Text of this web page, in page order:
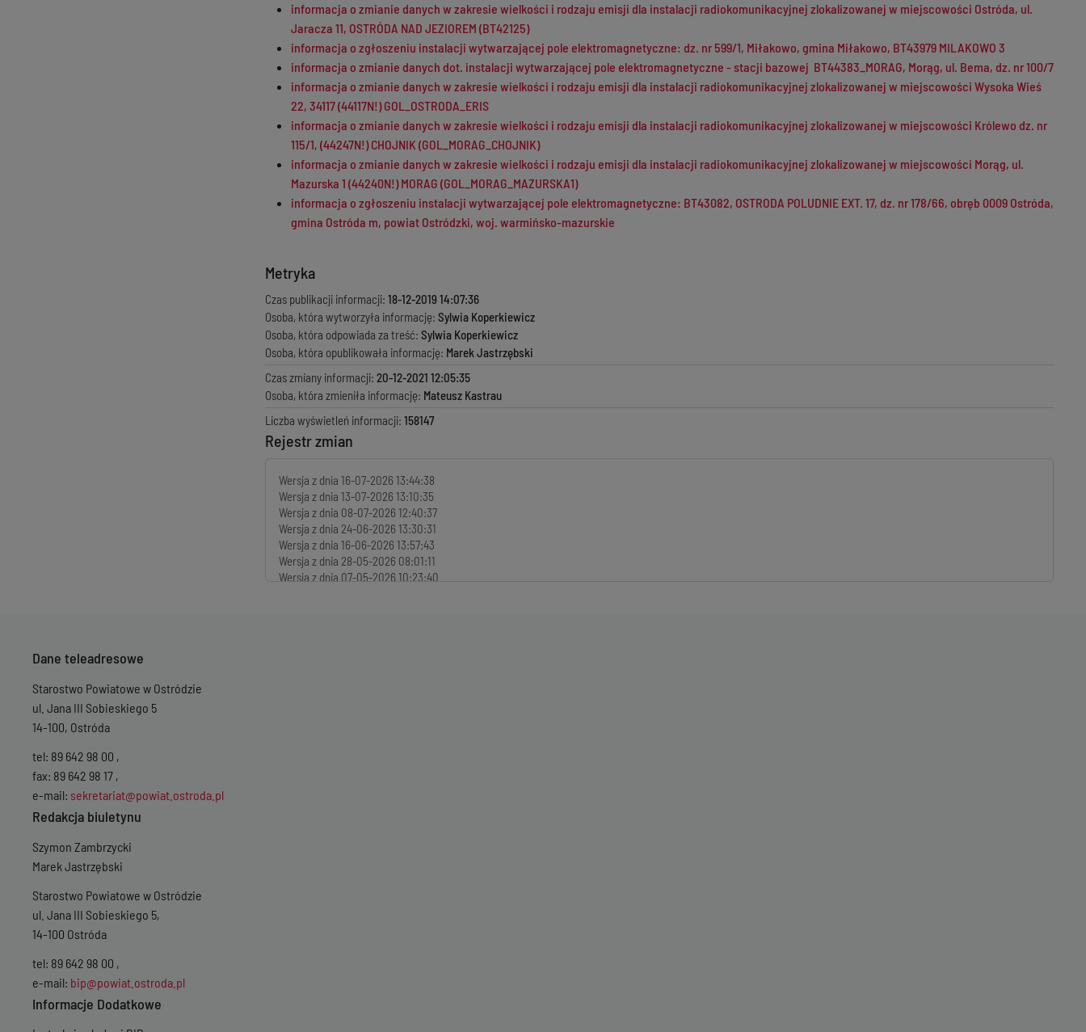
informacja o zmianie danych w zakresie wielkości i rodzaju emisji dla instalacji radiokomunikacyjnej zlokalizowanej w miejscowości Ostróda, ul.
Jaracza 11, OSTRÓDA NAD JEZIOREM (BT42125)
informacja o zgłoszeniu instalacji wytwarzającej pole elektromagnetyczne: dz. nr 599/1, Miłakowo, gmina Miłakowo, BT43979 MILAKOWO 3
informacja o zmianie danych dot. instalacji wytwarzającej pole elektromagnetyczne - stacji bazowej BT44383_MORAG, Morąg, ul. Bema, dz. nr 100/7
informacja o zmianie danych w zakresie wielkości i rodzaju emisji dla instalacji radiokomunikacyjnej zlokalizowanej w miejscowości Wysoka Wieś
22, 34117 (44117N!) GOL_OSTRODA_ERIS
informacja o zmianie danych w zakresie wielkości i rodzaju emisji dla instalacji radiokomunikacyjnej zlokalizowanej w miejscowości Królewo dz. nr
115/1, (44247N!) CHOJNIK (GOL_MORAG_CHOJNIK)
informacja o zmianie danych w zakresie wielkości i rodzaju emisji dla instalacji radiokomunikacyjnej zlokalizowanej w miejscowości Morąg, ul.
Mazurska 1 (44240N!) MORAG (GOL_MORAG_MAZURSKA1)
informacja o zgłoszeniu instalacji wytwarzającej pole elektromagnetyczne: BT43082, OSTRODA POLUDNIE EXT. 17, dz. nr 178/66, obręb 0009 Ostróda,
gmina Ostróda m, powiat Ostródzki, woj. warmińsko-mazurskie
Metryka
Czas publikacji informacji: 18-12-2019 14:07:36
Osoba, która wytworzyła informację: Sylwia Koperkiewicz
Osoba, która odpowiada za treść: Sylwia Koperkiewicz
Osoba, która opublikowała informację: Marek Jastrzębski
Czas zmiany informacji: 20-12-2021 12:05:35
Osoba, która zmieniła informację: Mateusz Kastrau
Liczba wyświetleń informacji: 158147
Rejestr zmian
Wersja z dnia 16-07-2026 13:44:38
Wersja z dnia 13-07-2026 13:10:35
Wersja z dnia 08-07-2026 12:40:37
Wersja z dnia 24-06-2026 13:30:31
Wersja z dnia 16-06-2026 13:57:43
Wersja z dnia 28-05-2026 08:01:11
Wersja z dnia 07-05-2026 10:23:40
Dane teleadresowe
Starostwo Powiatowe w Ostródzie
ul. Jana III Sobieskiego 5
14-100, Ostróda
tel: 89 642 98 00 ,
fax: 89 642 98 17 ,
e-mail: sekretariat@powiat.ostroda.pl
Redakcja biuletynu
Szymon Zambrzycki
Marek Jastrzębski
Starostwo Powiatowe w Ostródzie
ul. Jana III Sobieskiego 5,
14-100 Ostróda
tel: 89 642 98 00 ,
e-mail: bip@powiat.ostroda.pl
Informacje Dodatkowe